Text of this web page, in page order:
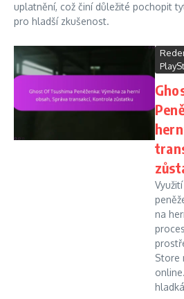
uplatnění, což činí důležité pochopit
pro hladší zkušenost.
na
Store